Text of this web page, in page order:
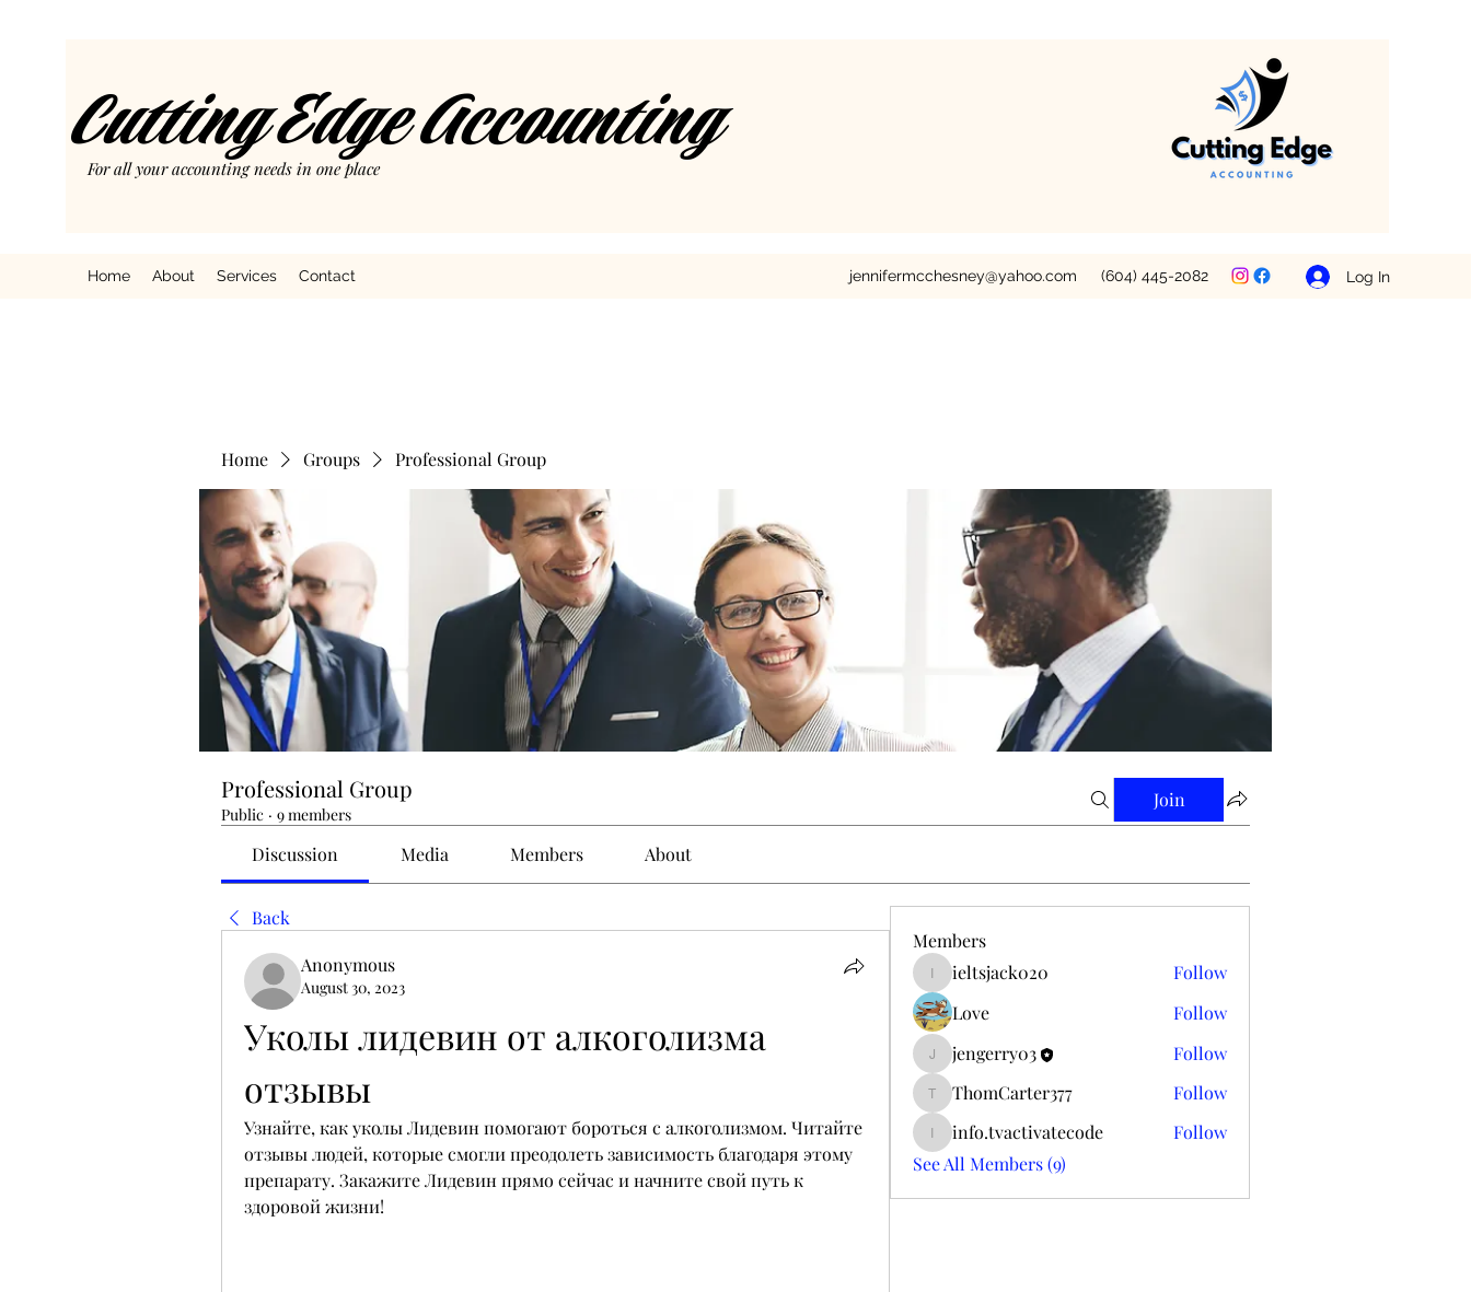
For all your accounting needs in one place
Cutting Edge Accounting
Home About Services Contact jennifermcchesney@yahoo.com (604) 445-2082 Log In
Home Groups Professional Group
Professional Group
Public · 9 members
Join
Discussion Media Members About
Back
Anonymous
August 30, 2023
Уколы лидевин от алкоголизма
отзывы
Узнайте, как уколы Лидевин помогают бороться с алкоголизмом. Читайте
отзывы людей, которые смогли преодолеть зависимость благодаря этому
препарату. Закажите Лидевин прямо сейчас и начните свой путь к
здоровой жизни!
Members
ieltsjack020
ieltsjack020
Follow
Love
Follow
jengerry03
jengerry03 Follow
ThomCarter377
ThomCarter377 Follow
info.tvactivatecode
info.tvactivatecode
Follow
See All Members (9)